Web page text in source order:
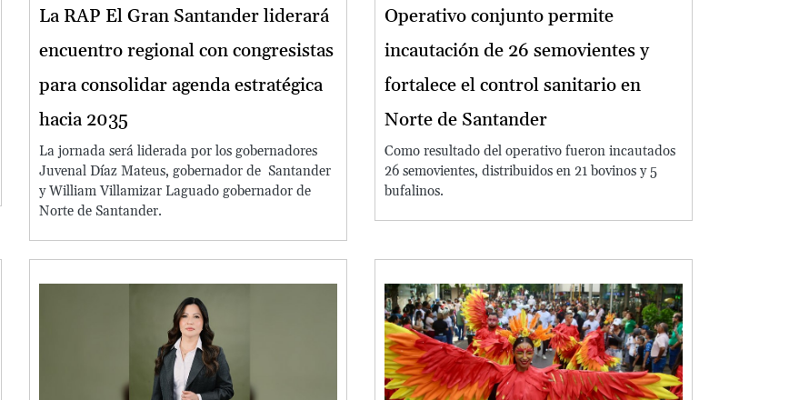
La RAP El Gran Santander liderará
encuentro regional con congresistas
para consolidar agenda estratégica
hacia 2035
La jornada será liderada por los gobernadores
Juvenal Díaz Mateus, gobernador de Santander
y William Villamizar Laguado gobernador de
Norte de Santander.
Operativo conjunto permite
incautación de 26 semovientes y
fortalece el control sanitario en
Norte de Santander
Como resultado del operativo fueron incautados
26 semovientes, distribuidos en 21 bovinos y 5
bufalinos.
Image